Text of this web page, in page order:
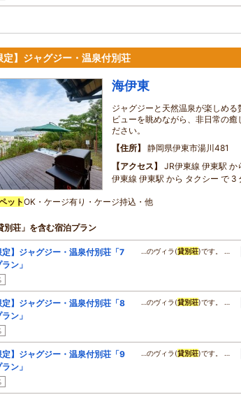
定】ジャグジー・温泉付別荘
海伊東
ジャグジーと天然温泉が楽しめ
ビューを眺めながら、非日常の癒
ださい。
住所
静岡県伊東市湯川481
アクセス
JR伊東線 伊東駅 か
伊東線 伊東駅 から タクシー で 3
ットOK・ケージ有り・ケージ持込・他
別荘」を含む宿泊プラン
定】ジャグジー・温泉付別荘「7
ン」
…のヴィラ(貸別荘)です。 …
定】ジャグジー・温泉付別荘「8
ン」
…のヴィラ(貸別荘)です。 …
定】ジャグジー・温泉付別荘「9
ン」
…のヴィラ(貸別荘)です。 …